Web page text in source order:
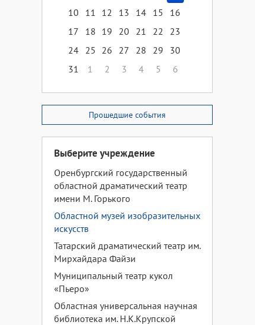
10
11 12 13 14 15
16
17
18 19 20 21 22
23
24 25 26 27 28 29
30
31
1 2 3 4 5 6
Прошедшие события
Выберите учреждение
Оренбургский государственный
областной драматический театр
имени М. Горького
Областной музей изобразительных
искусств
Татарский драматический театр им.
Мирхайдара Файзи
Муниципальный театр кукол
«Пьеро»
Областная универсальная научная
библиотека им. Н.К.Крупской